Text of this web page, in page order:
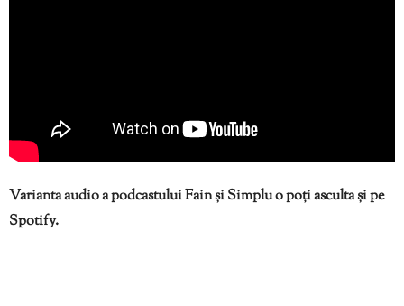
Varianta audio a podcastului Fain și Simplu o poți asculta și pe
Spotify.